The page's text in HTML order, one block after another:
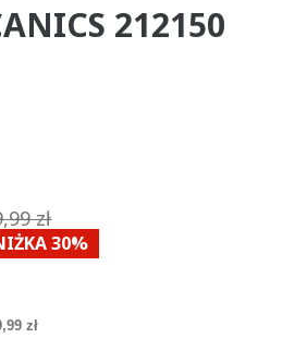
212150
zł
30%
zł